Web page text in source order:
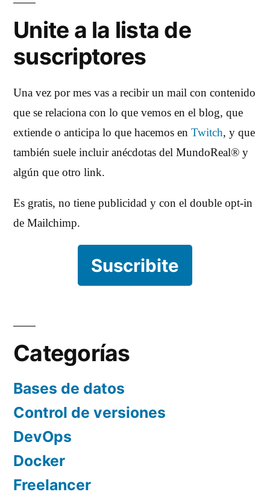
Unite a la lista de
suscriptores
Una vez por mes vas a recibir un mail con contenido
que se relaciona con lo que vemos en el blog, que
extiende o anticipa lo que hacemos en Twitch, y que
también suele incluir anécdotas del MundoReal® y
algún que otro link.
Es gratis, no tiene publicidad y con el double opt-in
de Mailchimp.
Suscribite
Categorías
Bases de datos
Control de versiones
DevOps
Docker
Freelancer